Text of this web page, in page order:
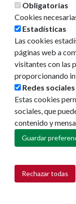
Descubre Pamplona
Planifica tu viaje
Actualidad
Noticias
Eventos
Redes sociales
Ruedas de prensa
Obligatorias
Cookies
Estadísticas
Las cookies
páginas web a
visitantes con las
proporcionando
Redes sociales
Estas cookies
sociales, que
contenido y
Guardar
Rechazar todas
Retirar